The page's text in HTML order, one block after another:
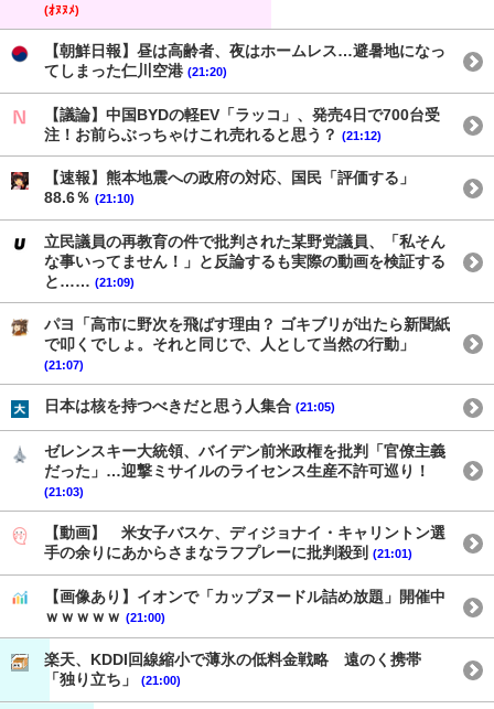
(ｵﾇﾇﾒ)
【朝鮮日報】昼は高齢者、夜はホームレス…避暑地になっ
てしまった仁川空港 (21:20)
【議論】中国BYDの軽EV「ラッコ」、発売4日で700台受
注！お前らぶっちゃけこれ売れると思う？ (21:12)
【速報】熊本地震への政府の対応、国民「評価する」
88.6％ (21:10)
立民議員の再教育の件で批判された某野党議員、「私そん
な事いってません！」と反論するも実際の動画を検証する
と…… (21:09)
パヨ「高市に野次を飛ばす理由？ ゴキブリが出たら新聞紙
で叩くでしょ。それと同じで、人として当然の行動」
(21:07)
日本は核を持つべきだと思う人集合 (21:05)
ゼレンスキー大統領、バイデン前米政権を批判「官僚主義
だった」…迎撃ミサイルのライセンス生産不許可巡り！
(21:03)
【動画】 米女子バスケ、ディジョナイ・キャリントン選
手の余りにあからさまなラフプレーに批判殺到 (21:01)
【画像あり】イオンで「カップヌードル詰め放題」開催中
ｗｗｗｗｗ (21:00)
楽天、KDDI回線縮小で薄氷の低料金戦略 遠のく携帯
「独り立ち」
(21:00)